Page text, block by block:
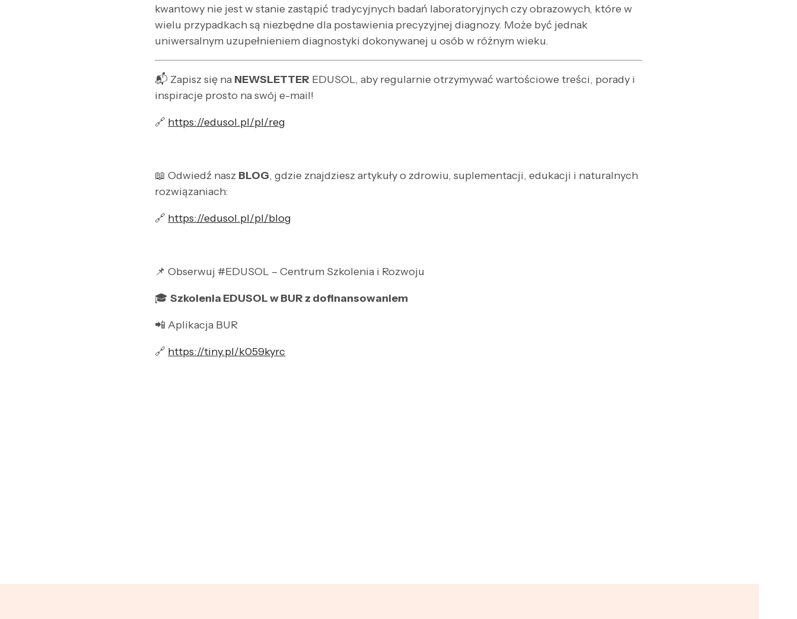
kwantowy nie jest w stanie zastąpić tradycyjnych badań laboratoryjnych czy obrazowych, które w
wielu przypadkach są niezbędne dla postawienia precyzyjnej diagnozy. Może być jednak
uniwersalnym uzupełnieniem diagnostyki dokonywanej u osób w różnym wieku.
📬 Zapisz się na NEWSLETTER EDUSOL, aby regularnie otrzymywać wartościowe treści, porady i
inspiracje prosto na swój e-mail!
🔗 https://edusol.pl/pl/reg
📖 Odwiedź nasz BLOG, gdzie znajdziesz artykuły o zdrowiu, suplementacji, edukacji i naturalnych
rozwiązaniach:
🔗 https://edusol.pl/pl/blog
📌 Obserwuj #EDUSOL – Centrum Szkolenia i Rozwoju
🎓Szkolenia EDUSOL w BUR z dofinansowaniem
📲 Aplikacja BUR
🔗 https://tiny.pl/k059kyrc